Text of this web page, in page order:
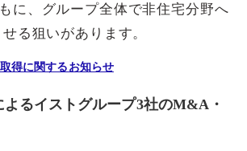
に、グループ全体で非住宅分野へ
る狙いがあります。
得に関するお知らせ
よるイストグループ3社のM&A・